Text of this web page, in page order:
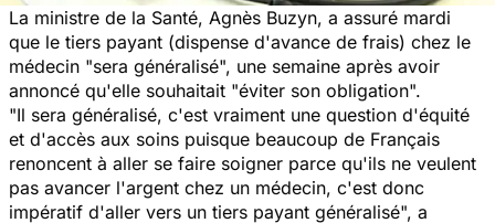
La ministre de la Santé, Agnès Buzyn, a assuré mardi
que le tiers payant (dispense d'avance de frais) chez le
médecin "sera généralisé", une semaine après avoir
annoncé qu'elle souhaitait "éviter son obligation".
"Il sera généralisé, c'est vraiment une question d'équité
et d'accès aux soins puisque beaucoup de Français
renoncent à aller se faire soigner parce qu'ils ne veulent
pas avancer l'argent chez un médecin, c'est donc
impératif d'aller vers un tiers payant généralisé", a